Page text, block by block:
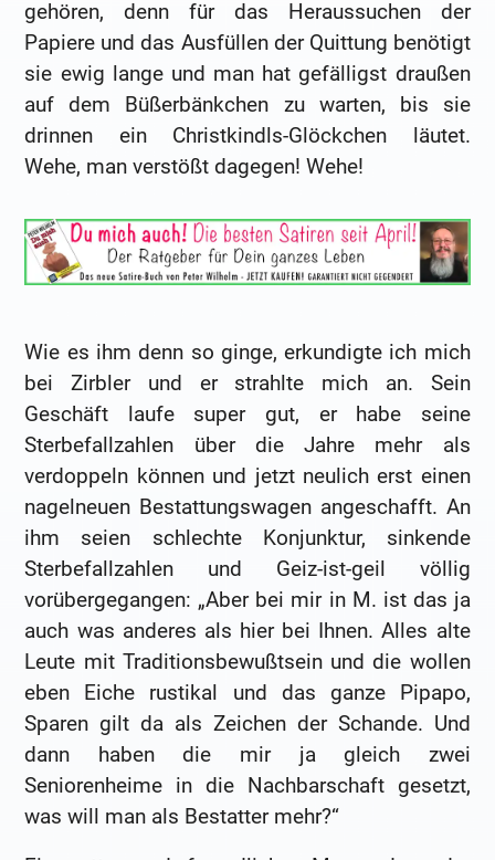
gehören, denn für das Heraussuchen der
Papiere und das Ausfüllen der Quittung benötigt
sie ewig lange und man hat gefälligst draußen
auf dem Büßerbänkchen zu warten, bis sie
drinnen ein Christkindls-Glöckchen läutet.
Wehe, man verstößt dagegen! Wehe!
Wie es ihm denn so ginge, erkundigte ich mich
bei Zirbler und er strahlte mich an. Sein
Geschäft laufe super gut, er habe seine
Sterbefallzahlen über die Jahre mehr als
verdoppeln können und jetzt neulich erst einen
nagelneuen Bestattungswagen angeschafft. An
ihm seien schlechte Konjunktur, sinkende
Sterbefallzahlen und Geiz-ist-geil völlig
vorübergegangen: „Aber bei mir in M. ist das ja
auch was anderes als hier bei Ihnen. Alles alte
Leute mit Traditionsbewußtsein und die wollen
eben Eiche rustikal und das ganze Pipapo,
Sparen gilt da als Zeichen der Schande. Und
dann haben die mir ja gleich zwei
Seniorenheime in die Nachbarschaft gesetzt,
was will man als Bestatter mehr?“